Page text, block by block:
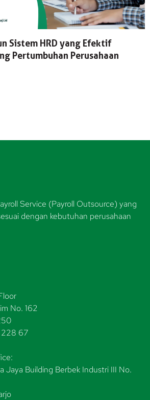
Sistem HRD yang Efektif
Pertumbuhan Perusahaan
Service (Payroll Outsource) yang
dengan kebutuhan perusahaan
No. 162
228 67
Jaya Building Berbek Industri III No.